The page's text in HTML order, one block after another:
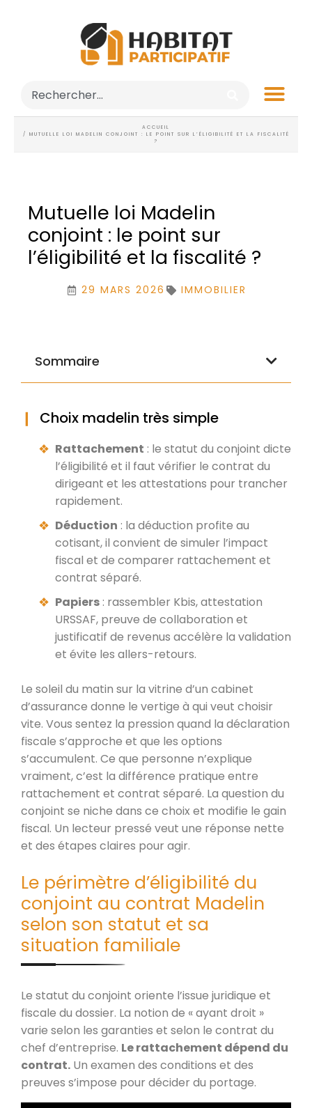
ACCUEIL
/ MUTUELLE LOI MADELIN CONJOINT : LE POINT SUR L’ÉLIGIBILITÉ ET LA FISCALITÉ
?
Mutuelle loi Madelin
conjoint : le point sur
l’éligibilité et la fiscalité ?
29 MARS 2026 IMMOBILIER
Sommaire
Choix madelin très simple
Rattachement : le statut du conjoint dicte
l’éligibilité et il faut vérifier le contrat du
dirigeant et les attestations pour trancher
rapidement.
Déduction : la déduction profite au
cotisant, il convient de simuler l’impact
fiscal et de comparer rattachement et
contrat séparé.
Papiers : rassembler Kbis, attestation
URSSAF, preuve de collaboration et
justificatif de revenus accélère la validation
et évite les allers-retours.
Le soleil du matin sur la vitrine d’un cabinet
d’assurance donne le vertige à qui veut choisir
vite. Vous sentez la pression quand la déclaration
fiscale s’approche et que les options
s’accumulent. Ce que personne n’explique
vraiment, c’est la différence pratique entre
rattachement et contrat séparé. La question du
conjoint se niche dans ce choix et modifie le gain
fiscal. Un lecteur pressé veut une réponse nette
et des étapes claires pour agir.
Le périmètre d’éligibilité du
conjoint au contrat Madelin
selon son statut et sa
situation familiale
Le statut du conjoint oriente l’issue juridique et
fiscale du dossier. La notion de « ayant droit »
varie selon les garanties et selon le contrat du
chef d’entreprise. Le rattachement dépend du
contrat. Un examen des conditions et des
preuves s’impose pour décider du portage.